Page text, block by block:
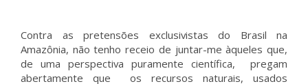
Contra as pretensões exclusivistas do Brasil na
Amazônia, não tenho receio de juntar-me àqueles que,
de uma perspectiva puramente científica, pregam
abertamente que os recursos naturais, usados